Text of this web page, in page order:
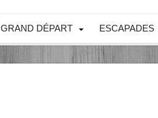
GRAND DÉPART ESCAPADES